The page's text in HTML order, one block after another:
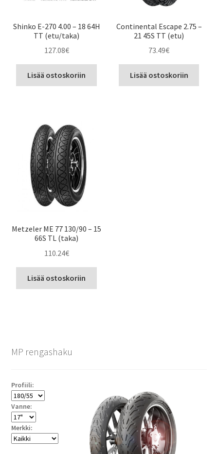
Shinko E-270 4.00 – 18 64H
TT (etu/taka)
127.08€
Lisää ostoskoriin
Continental Escape 2.75 –
21 45S TT (etu)
73.49€
Lisää ostoskoriin
Metzeler ME 77 130/90 – 15
66S TL (taka)
110.24€
Lisää ostoskoriin
MP rengashaku
Profiili:
Vanne:
Merkki: